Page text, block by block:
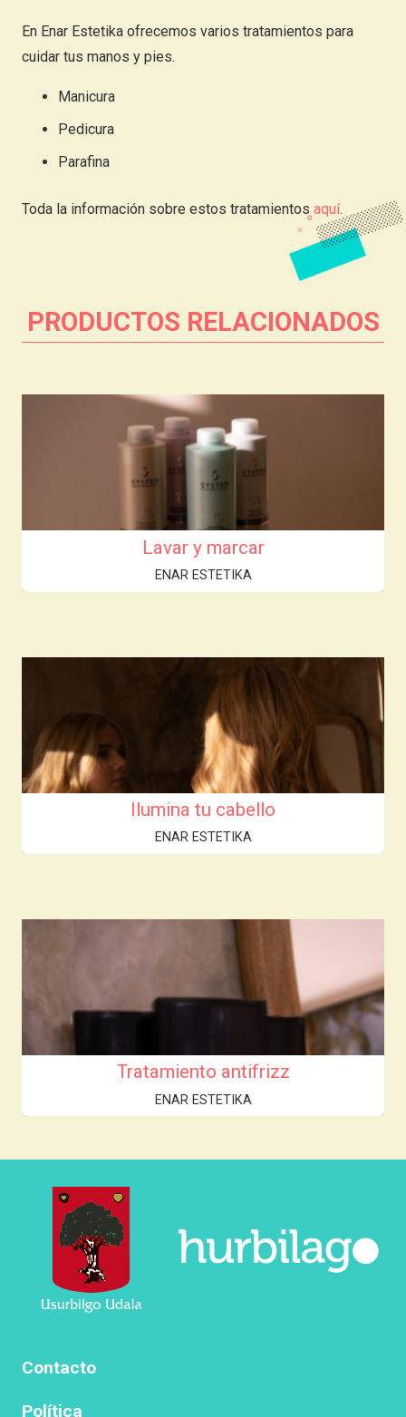
En Enar Estetika ofrecemos varios tratamientos para
cuidar tus manos y pies.
Manicura
Pedicura
Parafina
Toda la información sobre estos tratamientos aquí.
PRODUCTOS RELACIONADOS
Lavar y marcar
ENAR ESTETIKA
Ilumina tu cabello
ENAR ESTETIKA
Tratamiento antifrizz
ENAR ESTETIKA
Contacto
Política